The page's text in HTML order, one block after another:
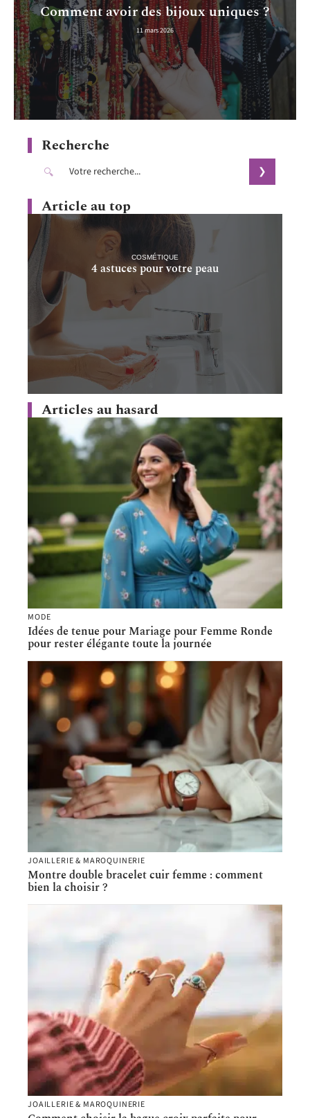
Comment avoir des bijoux uniques ?
11 mars 2026
Recherche
Article au top
COSMÉTIQUE
4 astuces pour votre peau
Articles au hasard
MODE
Idées de tenue pour Mariage pour Femme Ronde
pour rester élégante toute la journée
JOAILLERIE & MAROQUINERIE
Montre double bracelet cuir femme : comment
bien la choisir ?
JOAILLERIE & MAROQUINERIE